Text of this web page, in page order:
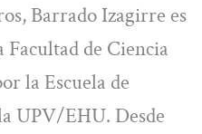
Barrado Izagirre es
Facultad de Ciencia
la Escuela de
UPV/EHU. Desde